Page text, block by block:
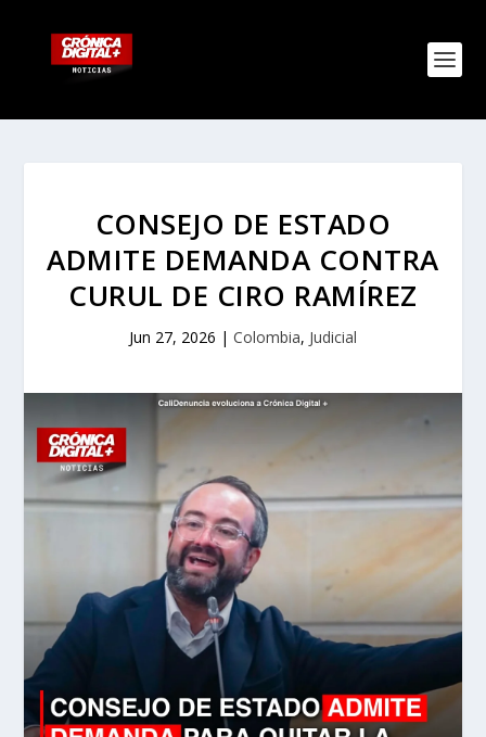
CONSEJO DE ESTADO
ADMITE DEMANDA CONTRA
CURUL DE CIRO RAMÍREZ
Jun 27, 2026 | Colombia, Judicial